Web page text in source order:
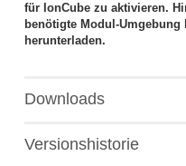
für IonCube zu aktivieren.
benötigte Modul-
herunterladen.
Downloads
Versionshistorie